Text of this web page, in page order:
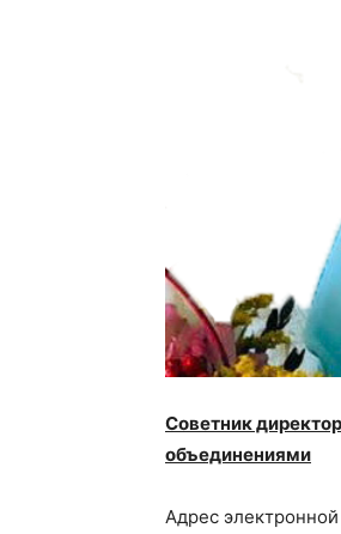
Советник
объединениями
Адрес